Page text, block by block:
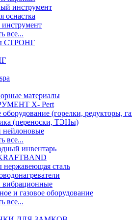
инструмент
оснастка
все...
СТРОНГ
материалы
X- Pert
оборудование (горелки, редукторы,
(переноски, ТЭНы)
нейлоновые
все...
инвентарь
нержавеющая сталь
вибрационные
и газовое оборудование
все...